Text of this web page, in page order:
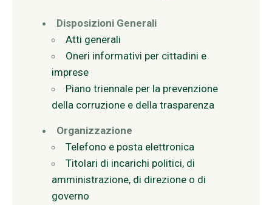
Disposizioni Generali
Atti generali
Oneri informativi per cittadini e
imprese
Piano triennale per la prevenzione
della corruzione e della trasparenza
Organizzazione
Telefono e posta elettronica
Titolari di incarichi politici, di
amministrazione, di direzione o di
governo